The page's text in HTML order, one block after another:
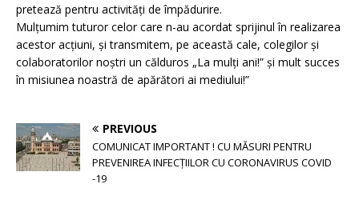
pretează pentru activități de împădurire.
Mulțumim tuturor celor care n-au acordat sprijinul în realizarea
acestor acțiuni, și transmitem, pe această cale, colegilor și
colaboratorilor noștri un călduros „La mulți ani!” și mult succes
în misiunea noastră de apărători ai mediului!”
PREVIOUS
COMUNICAT IMPORTANT ! CU MĂSURI PENTRU
PREVENIREA INFECȚIILOR CU CORONAVIRUS COVID
-19